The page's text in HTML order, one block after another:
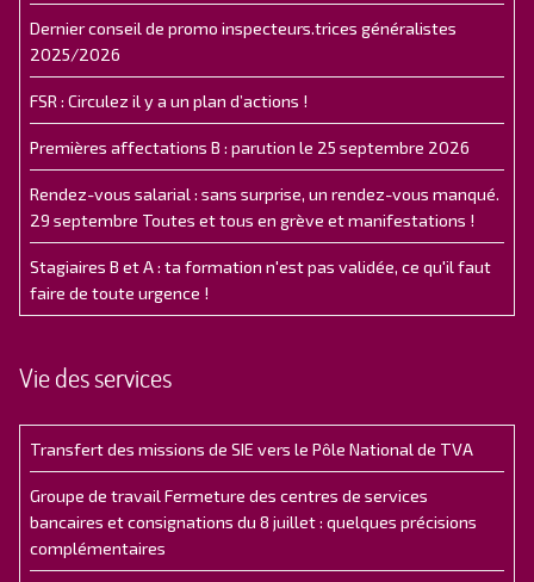
Dernier conseil de promo inspecteurs.trices généralistes
2025/2026
FSR : Circulez il y a un plan d’actions !
Premières affectations B : parution le 25 septembre 2026
Rendez-vous salarial : sans surprise, un rendez-vous manqué.
29 septembre Toutes et tous en grève et manifestations !
Stagiaires B et A : ta formation n'est pas validée, ce qu'il faut
faire de toute urgence !
Vie des services
Transfert des missions de SIE vers le Pôle National de TVA
Groupe de travail Fermeture des centres de services
bancaires et consignations du 8 juillet : quelques précisions
complémentaires